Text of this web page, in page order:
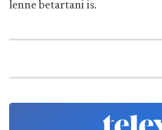
lenne betartani is.